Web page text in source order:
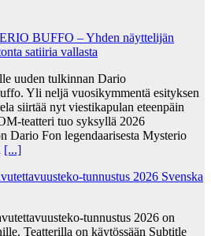
BUFFO – Yhden näyttelijän
satiiria vallasta
uuden tulkinnan Dario
Yli neljä vuosikymmentä esityksen
siirtää nyt viestikapulan eteenpäin
teatteri tuo syksyllä 2026
Dario Fon legendaarisesta Mysterio
[...]
tunnustus 2026 Svenska
tunnustus 2026 on
Teatterilla on käytössään Subtitle